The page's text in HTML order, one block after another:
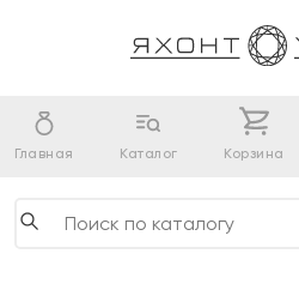
Главная Каталог Корзина